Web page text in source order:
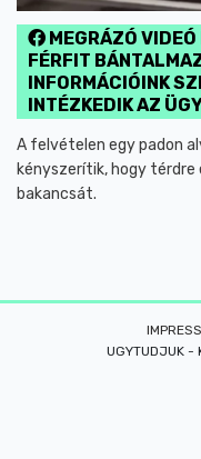
MEGRÁZÓ
FÉRFIT
INFORMÁCIÓINK
INTÉZKEDIK AZ
A felvételen egy padon
kényszerítik, hogy térdre
bakancsát.
UGYTUDJUK